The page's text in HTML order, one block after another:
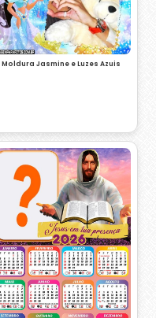
Moldura Jasmine e Luzes Azuis